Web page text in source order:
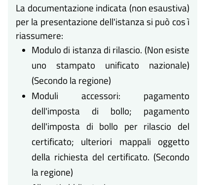
La documentazione indicata (non esaustiva)
per la presentazione dell'istanza si può cos ì
riassumere:
Modulo di istanza di rilascio. (Non esiste
uno stampato unificato nazionale)
(Secondo la regione)
Moduli accessori: pagamento
dell'imposta di bollo; pagamento
dell'imposta di bollo per rilascio del
certificato; ulteriori mappali oggetto
della richiesta del certificato. (Secondo
la regione)